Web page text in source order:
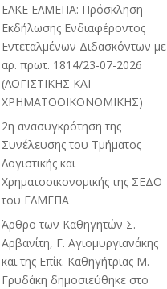
ΕΛΚΕ ΕΛΜΕΠΑ: Πρόσκληση
Εκδήλωσης Ενδιαφέροντος
Εντεταλμένων Διδασκόντων με
αρ. πρωτ. 1814/23-07-2026
(ΛΟΓΙΣΤΙΚΗΣ ΚΑΙ
ΧΡΗΜΑΤΟΟΙΚΟΝΟΜΙΚΗΣ)
2η ανασυγκρότηση της
Συνέλευσης του Τμήματος
Λογιστικής και
Χρηματοοικονομικής της ΣΕΔΟ
του ΕΛΜΕΠΑ
Άρθρο των Καθηγητών Σ.
Αρβανίτη, Γ. Αγιομυργιανάκης
και της Επίκ. Καθηγήτριας Μ.
Γρυδάκη δημοσιεύθηκε στο